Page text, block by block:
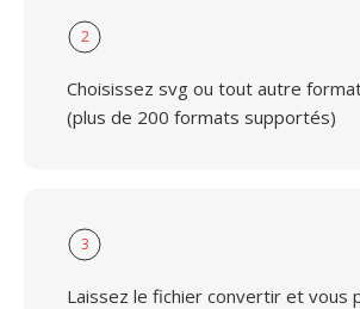
2
Choisissez svg ou tout autre
(plus de 200 formats supportés)
3
Laissez le fichier convertir et vous